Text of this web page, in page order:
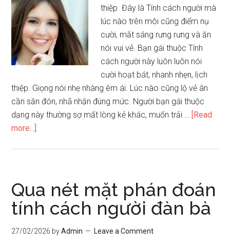
thiệp Đây là Tính cách người mà
lúc nào trên môi cũng điểm nụ
cười, mắt sáng rưng rưng và ăn
nói vui vẻ. Bạn gái thuộc Tính
cách người này luôn luôn nói
cười hoạt bát, nhanh nhẹn, lịch
thiệp. Giọng nói nhẹ nhàng êm ái. Lúc nào cũng lộ vẻ ân
cần săn đón, nhã nhặn đúng mức. Người bạn gái thuộc
dạng này thường sợ mất lòng kẻ khác, muốn trải … [Read
more...]
rõ
trên
khuôn
Qua nét mặt phán đoán
tính cách người đàn bà
27/02/2026 byAdmin Leave a Comment